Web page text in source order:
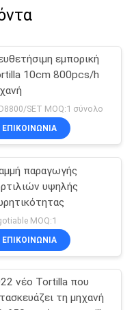
εμπορική
10cm 800pcs/h
SET MOQ:1 σύνολο
ΕΠΙΚΟΙΝΩΝΊΑ
παραγωγής
υψηλής
MOQ:1
ΕΠΙΚΟΙΝΩΝΊΑ
νέο Tortilla που
τη μηχανή